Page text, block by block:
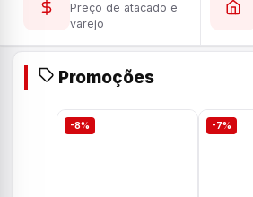
Preço de atacado e
varejo
Promoções
-8% -7%